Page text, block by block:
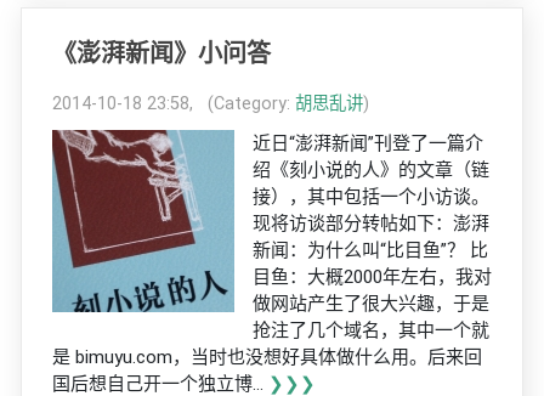
《澎湃新闻》小问答
2014-10-18 23:58, (Category: 胡思乱讲)
近日“澎湃新闻”刊登了一篇介
绍《刻小说的人》的文章（链
接），其中包括一个小访谈。
现将访谈部分转帖如下：澎湃
新闻：为什么叫“比目鱼”？ 比
目鱼：大概2000年左右，我对
做网站产生了很大兴趣，于是
抢注了几个域名，其中一个就
是 bimuyu.com，当时也没想好具体做什么用。后来回
国后想自己开一个独立博... ❯❯❯